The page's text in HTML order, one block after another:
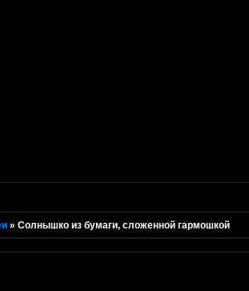
»Солнышко из бумаги, сложенной гармошкой